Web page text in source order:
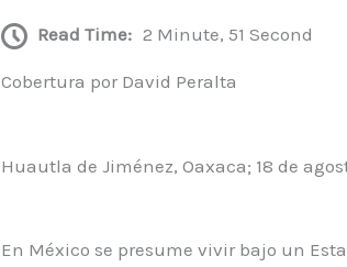
Read Time: 2 Minute, 51 Second
Cobertura por David Peralta
Huautla de Jiménez, Oaxaca; 18 de
En México se presume vivir bajo un